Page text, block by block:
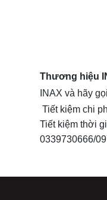
Thương hiệu
INAX và hãy
Tiết kiệm chi
Tiết kiệm thời
0339730666/